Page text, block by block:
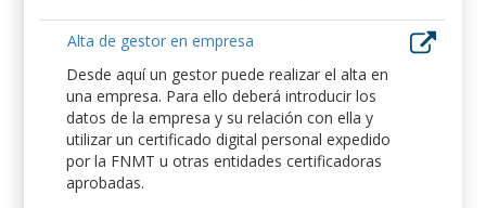
Alta de gestor en empresa
Desde aquí un gestor puede realizar el alta en
una empresa. Para ello deberá introducir los
datos de la empresa y su relación con ella y
utilizar un certificado digital personal expedido
por la FNMT u otras entidades certificadoras
aprobadas.